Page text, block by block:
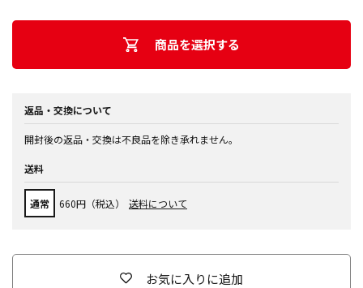
商品を選択する
返品・交換について
開封後の返品・交換は不良品を除き承れません。
送料
通常 660円（税込） 送料について
お気に入りに追加